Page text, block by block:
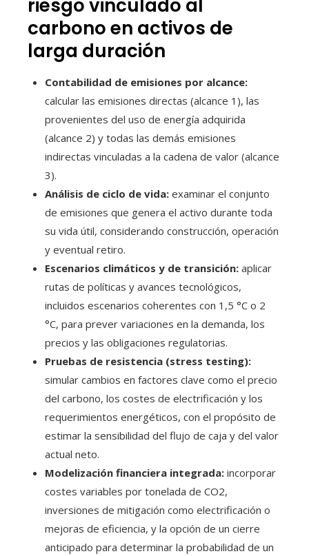
riesgo vinculado al
carbono en activos de
larga duración
Contabilidad de emisiones por alcance:
calcular las emisiones directas (alcance 1), las
provenientes del uso de energía adquirida
(alcance 2) y todas las demás emisiones
indirectas vinculadas a la cadena de valor (alcance
3).
Análisis de ciclo de vida: examinar el conjunto
de emisiones que genera el activo durante toda
su vida útil, considerando construcción, operación
y eventual retiro.
Escenarios climáticos y de transición: aplicar
rutas de políticas y avances tecnológicos,
incluidos escenarios coherentes con 1,5 °C o 2
°C, para prever variaciones en la demanda, los
precios y las obligaciones regulatorias.
Pruebas de resistencia (stress testing):
simular cambios en factores clave como el precio
del carbono, los costes de electrificación y los
requerimientos energéticos, con el propósito de
estimar la sensibilidad del flujo de caja y del valor
actual neto.
Modelización financiera integrada: incorporar
costes variables por tonelada de CO2,
inversiones de mitigación como electrificación o
mejoras de eficiencia, y la opción de un cierre
anticipado para determinar la probabilidad de un